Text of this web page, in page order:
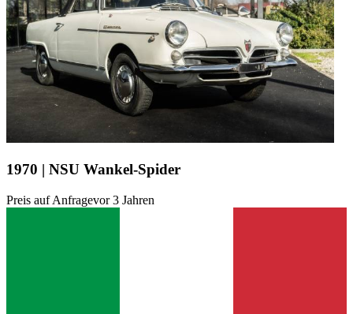
1970 | NSU Wankel-Spider
Preis auf Anfragevor 3 Jahren